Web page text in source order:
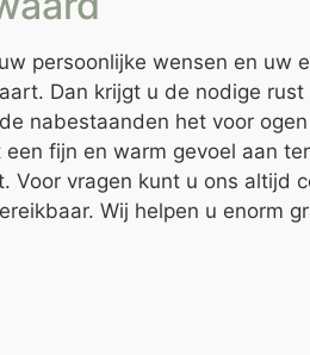
persoonlijke wensen en
Dan krijgt u de nodige
nabestaanden het voor
fijn en warm gevoel aan
vragen kunt u ons altijd
Wij helpen u enorm